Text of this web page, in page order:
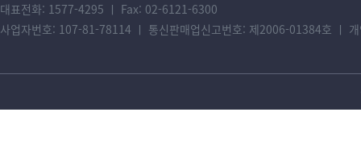
대표전화: 1577-4295 ㅣ Fax: 02-6121-6300
사업자번호: 107-81-78114 ㅣ 통신판매업신고번호: 제2006-01384호 ㅣ